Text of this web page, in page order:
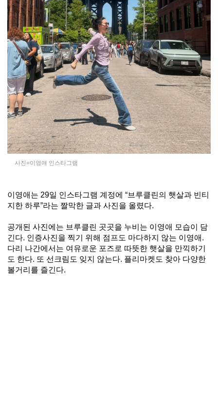
사진=이영애 인스타그램
이영애는 29일 인스타그램 계정에 “브루클린의 햇살과 빈티
지한 하루”라는 짤막한 글과 사진을 올렸다.
공개된 사진에는 브루클린 곳곳을 누비는 이영애 모습이 담
긴다. 인증사진을 찍기 위해 점프도 마다하지 않는 이영애.
다리 나간에서는 여유로운 포즈로 따뜻한 햇살을 만끽하기
도 한다. 또 선크림도 잊지 않는다. 플리마켓도 찾아 다양한
볼거리를 즐긴다.